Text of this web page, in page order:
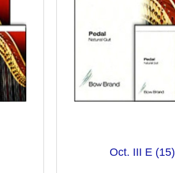
Oct. III E (15)